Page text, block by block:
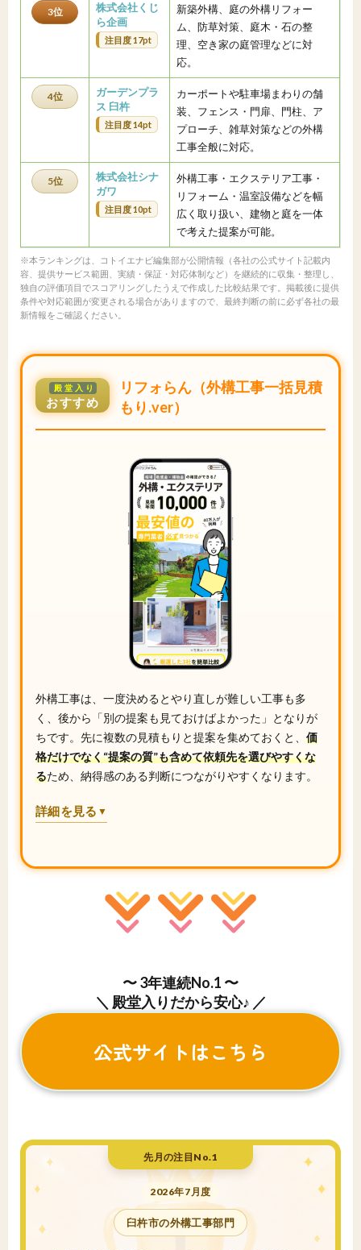
3位
株式会社くじ
ら企画
注目度 17pt
新築外構、庭の外構リフォー
ム、防草対策、庭木・石の整
理、空き家の庭管理などに対
応。
4位
ガーデンプラ
ス 臼杵
注目度 14pt
カーポートや駐車場まわりの舗
装、フェンス・門扉、門柱、ア
プローチ、雑草対策などの外構
工事全般に対応。
5位
株式会社シナ
ガワ
注目度 10pt
外構工事・エクステリア工事・
リフォーム・温室設備などを幅
広く取り扱い、建物と庭を一体
で考えた提案が可能。
※本ランキングは、コトイエナビ編集部が公開情報（各社の公式サイト記載内
容、提供サービス範囲、実績・保証・対応体制など）を継続的に収集・整理し、
独自の評価項目でスコアリングしたうえで作成した比較結果です。掲載後に提供
条件や対応範囲が変更される場合がありますので、最終判断の前に必ず各社の最
新情報をご確認ください。
殿堂入り
おすすめ
リフォらん（外構工事一括見積
もり.ver）
外構工事は、一度決めるとやり直しが難しい工事も多
く、後から「別の提案も見ておけばよかった」となりが
ちです。先に複数の見積もりと提案を集めておくと、 価
格だけでなく“提案の質”も含めて依頼先を選びやすくな
るため、納得感のある判断につながりやすくなります。
詳細を見る ▼
〜 3年連続No.1 〜
＼ 殿堂入りだから安心♪ ／
公式サイトはこちら
先月の注目No.1
2026年7月度
臼杵市の外構工事部門